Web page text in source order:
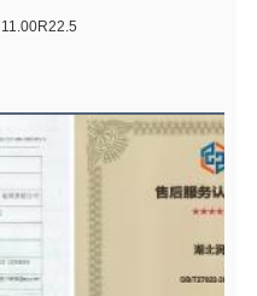
11.00R22.5